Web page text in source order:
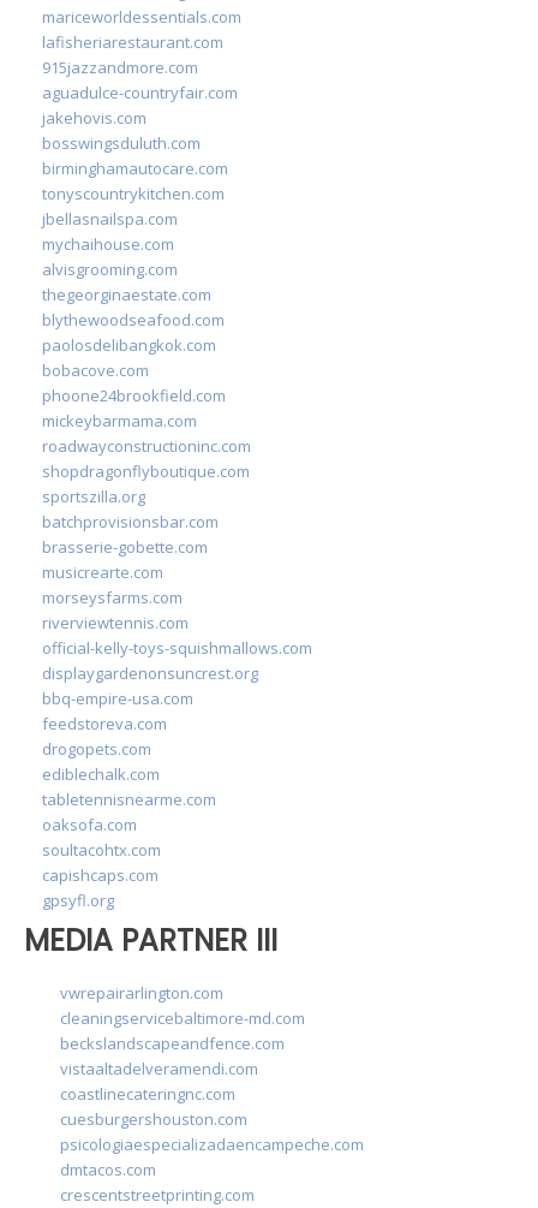
mariceworldessentials.com
lafisheriarestaurant.com
915jazzandmore.com
aguadulce-countryfair.com
jakehovis.com
bosswingsduluth.com
birminghamautocare.com
tonyscountrykitchen.com
jbellasnailspa.com
mychaihouse.com
alvisgrooming.com
thegeorginaestate.com
blythewoodseafood.com
paolosdelibangkok.com
bobacove.com
phoone24brookfield.com
mickeybarmama.com
roadwayconstructioninc.com
shopdragonflyboutique.com
sportszilla.org
batchprovisionsbar.com
brasserie-gobette.com
musicrearte.com
morseysfarms.com
riverviewtennis.com
official-kelly-toys-squishmallows.com
displaygardenonsuncrest.org
bbq-empire-usa.com
feedstoreva.com
drogopets.com
ediblechalk.com
tabletennisnearme.com
oaksofa.com
soultacohtx.com
capishcaps.com
gpsyfl.org
MEDIA PARTNER III
vwrepairarlington.com
cleaningservicebaltimore-md.com
beckslandscapeandfence.com
vistaaltadelveramendi.com
coastlinecateringnc.com
cuesburgershouston.com
psicologiaespecializadaencampeche.com
dmtacos.com
crescentstreetprinting.com